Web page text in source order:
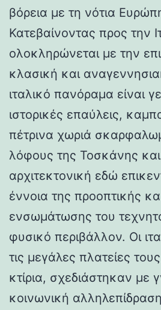
βόρεια με τη νότια
Κατεβαίνοντας προς την
ολοκληρώνεται με την
κλασική και
ιταλικό πανόραμα είναι
ιστορικές επαύλεις,
πέτρινα χωριά
λόφους της Τοσκάνης
αρχιτεκτονική εδώ
έννοια της προοπτικής
ενσωμάτωσης του
φυσικό περιβάλλον. Οι
τις μεγάλες πλατείες
κτίρια, σχεδιάστηκαν με
κοινωνική